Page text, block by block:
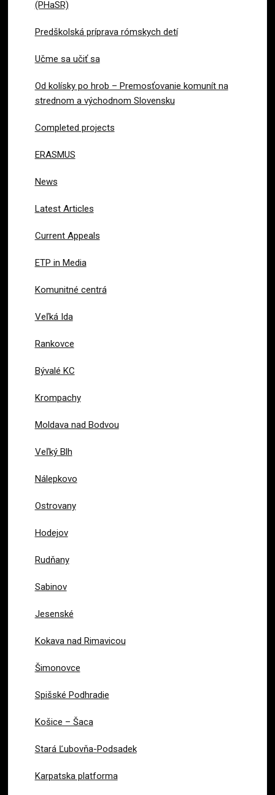
(PHaSR)
Predškolská príprava rómskych detí
Učme sa učiť sa
Od kolísky po hrob – Premosťovanie komunít na
strednom a východnom Slovensku
Completed projects
ERASMUS
News
Latest Articles
Current Appeals
ETP in Media
Komunitné centrá
Veľká Ida
Rankovce
Bývalé KC
Krompachy
Moldava nad Bodvou
Veľký Blh
Nálepkovo
Ostrovany
Hodejov
Rudňany
Sabinov
Jesenské
Kokava nad Rimavicou
Šimonovce
Spišské Podhradie
Košice – Šaca
Stará Ľubovňa-Podsadek
Karpatska platforma